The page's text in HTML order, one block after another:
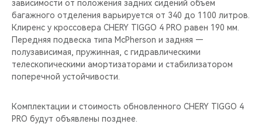
зависимости от положения задних сидений объем
багажного отделения варьируется от 340 до 1100 литров.
Клиренс у кроссовера CHERY TIGGO 4 PRO равен 190 мм.
Передняя подвеска типа McPherson и задняя —
полузависимая, пружинная, с гидравлическими
телескопическими амортизаторами и стабилизатором
поперечной устойчивости.
Комплектации и стоимость обновленного CHERY TIGGO 4
PRO будут объявлены позднее.